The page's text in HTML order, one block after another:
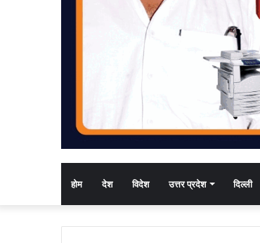
होम देश विदेश उत्तर प्रदेश दिल्ली